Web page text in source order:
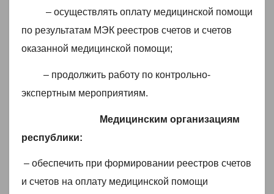
– осуществлять оплату медицинской помощи
по результатам МЭК реестров счетов и счетов
оказанной медицинской помощи;
– продолжить работу по контрольно-
экспертным мероприятиям.
Медицинским организациям
республики:
– обеспечить при формировании реестров счетов
и счетов на оплату медицинской помощи